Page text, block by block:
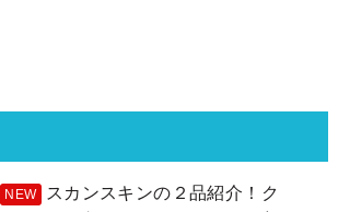
スカンスキンの２品紹介！ク